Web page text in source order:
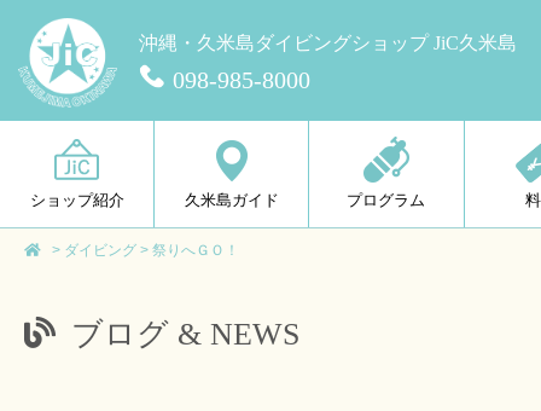
沖縄・久米島ダイビングショップ JiC久米島
098-985-8000
ショップ紹介 久米島ガイド プログラム
> ダイビング > 祭りへＧＯ！
ブログ & NEWS